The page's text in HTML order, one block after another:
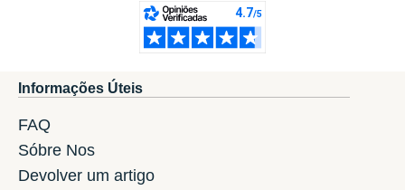
Informações Úteis
FAQ
Sóbre Nos
Devolver um artigo